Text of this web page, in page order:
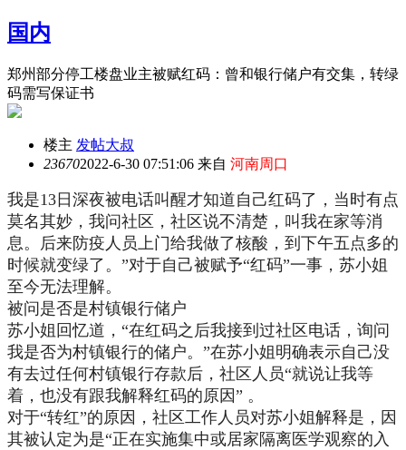
国内
郑州部分停工楼盘业主被赋红码：曾和银行储户有交集，转绿
码需写保证书
楼主 发帖大叔
236702022-6-30 07:51:06 来自 河南周口
我是13日深夜被电话叫醒才知道自己红码了，当时有点
莫名其妙，我问社区，社区说不清楚，叫我在家等消
息。后来防疫人员上门给我做了核酸，到下午五点多的
时候就变绿了。”对于自己被赋予“红码”一事，苏小姐
至今无法理解。
被问是否是村镇银行储户
苏小姐回忆道，“在红码之后我接到过社区电话，询问
我是否为村镇银行的储户。”在苏小姐明确表示自己没
有去过任何村镇银行存款后，社区人员“就说让我等
着，也没有跟我解释红码的原因” 。
对于“转红”的原因，社区工作人员对苏小姐解释是，因
其被认定为是“正在实施集中或居家隔离医学观察的入